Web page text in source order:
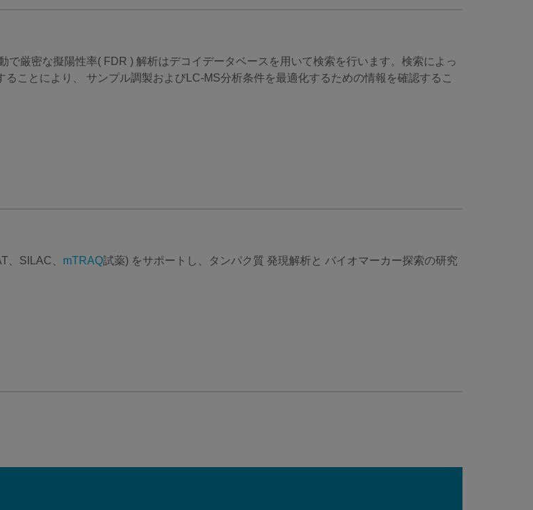
厳密な擬陽性率( FDR ) 解析はデコイデータベースを用いて検索を行います。検索によっ
ことにより、 サンプル調製およびLC-MS分析条件を最適化するための情報を確認するこ
、SILAC、 mTRAQ試薬) をサポートし、タンパク質 発現解析と バイオマーカー探索の研究